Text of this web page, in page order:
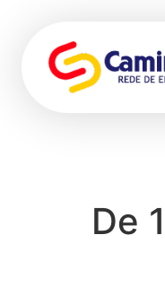
De